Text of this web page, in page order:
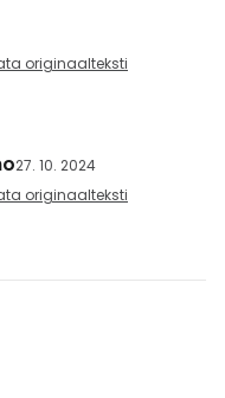
originaalteksti
27. 10. 2024
originaalteksti